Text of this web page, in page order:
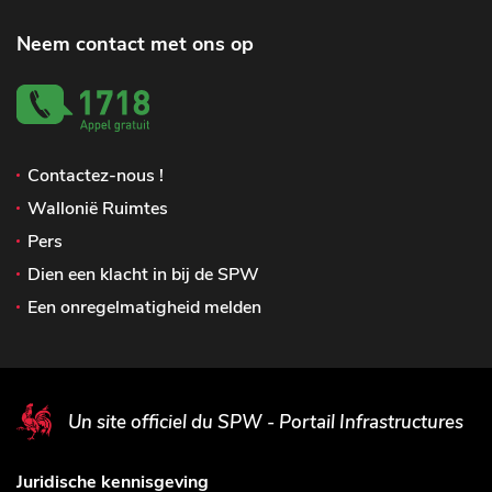
Neem contact met ons op
Contactez-nous !
Wallonië Ruimtes
Pers
Dien een klacht in bij de SPW
Een onregelmatigheid melden
Un site officiel du SPW - Portail Infrastructures
Juridische kennisgeving